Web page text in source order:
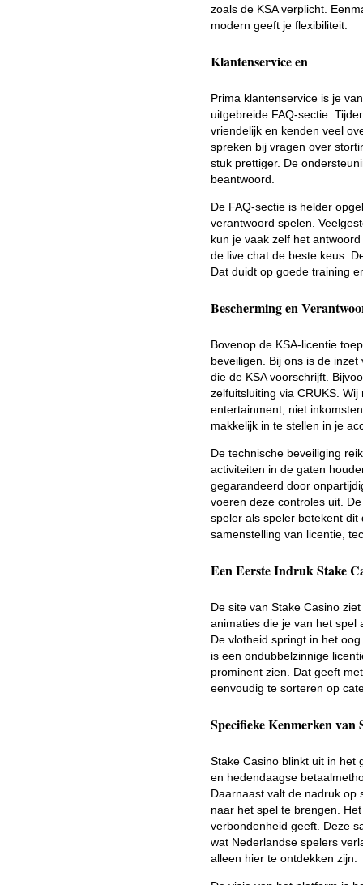
zoals de KSA verplicht.
modern geeft je flexibiliteit.
Klantenservice en
Prima klantenservice is je
uitgebreide FAQ-sectie.
vriendelijk en kenden veel
spreken bij vragen over
stuk prettiger. De
beantwoord.
De FAQ-sectie is helder
verantwoord spelen.
kun je vaak zelf het
de live chat de beste keus.
Dat duidt op goede training
Bescherming en
Bovenop de KSA-licentie
beveiligen. Bij ons is de
die de KSA voorschrijft.
zelfuitsluiting via CRUKS.
entertainment, niet
makkelijk in te stellen in je
De technische beveiliging
activiteiten in de gaten
gegarandeerd door
voeren deze controles uit.
speler als speler betekent
samenstelling van licentie,
Een Eerste Indruk Stake
De site van Stake Casino
animaties die je van het spel
De vlotheid springt in het
is een ondubbelzinnige
prominent zien. Dat geeft
eenvoudig te sorteren op
Specifieke Kenmerken van
Stake Casino blinkt uit in het
en hedendaagse
Daarnaast valt de nadruk op
naar het spel te brengen.
verbondenheid geeft. Deze
wat Nederlandse spelers
alleen hier te ontdekken zijn.